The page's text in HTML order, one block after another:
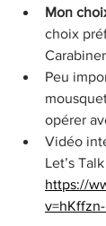
Mon
choix
Carabiner
Peu
opérer
Vidéo
Let’s
https://